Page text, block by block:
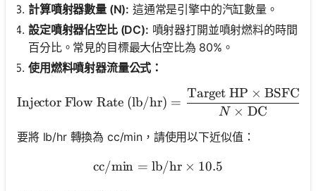
計算噴射器數量 (N): 這通常是引擎中的汽缸數量。
設定噴射器佔空比 (DC): 噴射器打開並噴射燃料的時間
百分比。常見的目標最大佔空比為 80%。
使用燃料噴射器流量公式：
\text{Injector Flow
Injector Flow Rate (lb/hr) =
N × DC
Target HP × BSFC
要將 lb/hr 轉換為 cc/min，請使用以下近似值：
\text{cc/min} = \text{lb/
cc/min = lb/hr × 10.5